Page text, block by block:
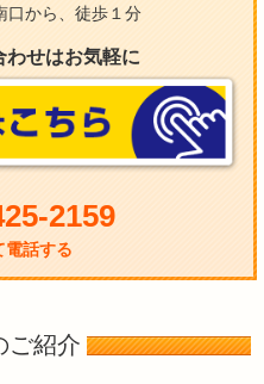
口から、徒歩１分
わせはお気軽に
2159
電話する
ご紹介